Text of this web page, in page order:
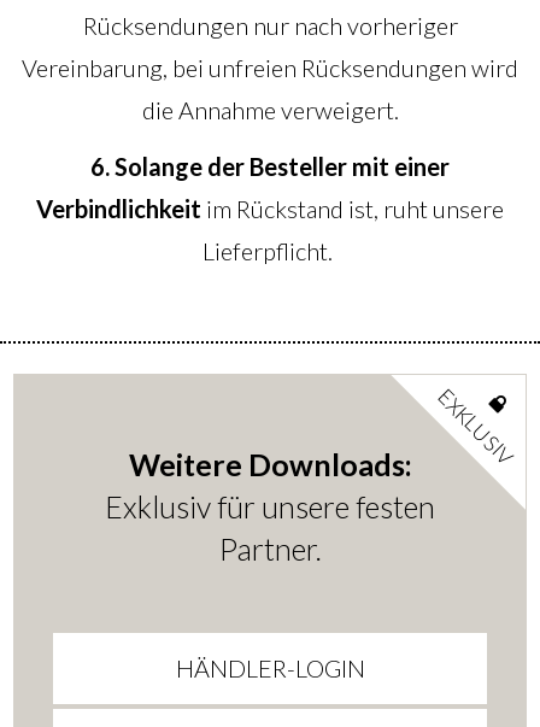
Rücksendungen nur nach vorheriger
Vereinbarung, bei unfreien Rücksendungen wird
die Annahme verweigert.
6. Solange der Besteller mit einer
Verbindlichkeit im Rückstand ist, ruht unsere
Lieferpflicht.
EXKLUSIV
Weitere Downloads:
Exklusiv für unsere festen
Partner.
HÄNDLER-LOGIN